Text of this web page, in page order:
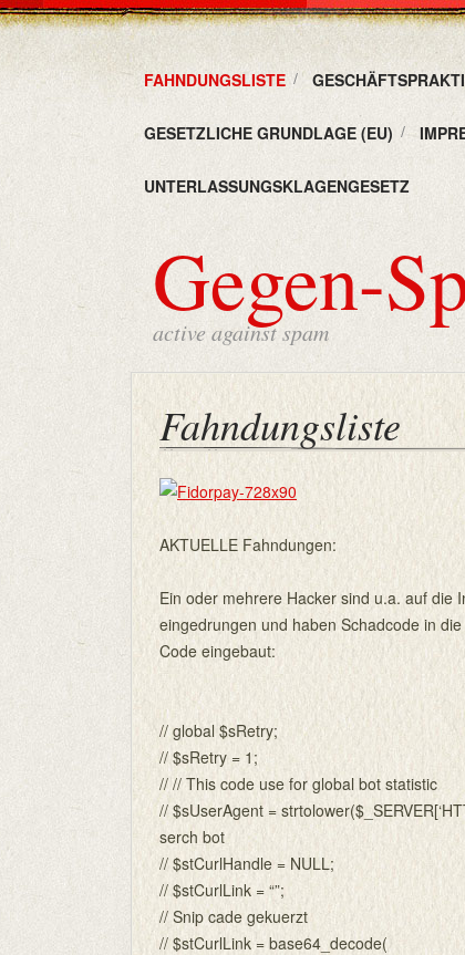
FAHNDUNGSLISTE
GESETZLICHE GRUNDLAGE (EU)
UNTERLASSUNGSKLAGENGESETZ
Gegen-
active against spam
Fahndungsliste
AKTUELLE Fahndungen:
Ein oder mehrere Hacker sind u.a. auf die
eingedrungen und haben Schadcode in
Code eingebaut:
// global $sRetry;
// $sRetry = 1;
// // This code use for global bot statistic
// $sUserAgent =
serch bot
// $stCurlHandle = NULL;
// $stCurlLink = “”;
// Snip cade gekuerzt
// $stCurlLink = base64_decode(